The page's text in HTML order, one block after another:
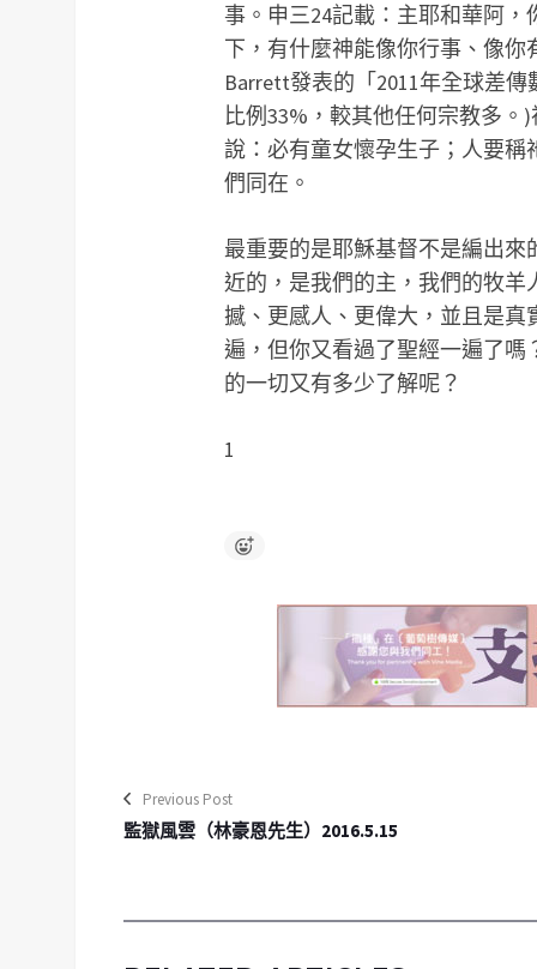
事。申三24記載：主耶和華阿
下，有什麼神能像你行事、像你
Barrett發表的「2011年全球差
比例33%，較其他任何宗教多。
說：必有童女懷孕生子；人要
們同在。
最重要的是耶穌基督不是編出
近的，是我們的主，我們的牧
撼、更感人、更偉大，並且是
遍，但你又看過了聖經一遍了
的一切又有多少了解呢？
1
Previous Post
監獄風雲（林豪恩先生）2016.5.15